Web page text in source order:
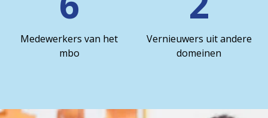
Medewerkers van het
mbo
Vernieuwers uit andere
domeinen